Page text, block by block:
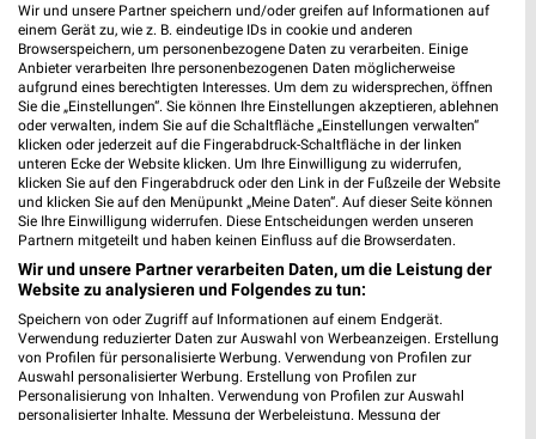
Silostraße 3
17389 Anklam
Heute 09:00 - 19:00 Uhr |
Geschlossen
150,09 km
Tedi Jarmen
Müssentiner Weg 1
17126 Jarmen
Heute 09:00 - 19:00 Uhr | Geschlossen
156,02 km
Tedi Usedom
Bäderstraße 3
Wir und unsere Partner speichern und/oder greifen auf Informationen auf
einem Gerät zu, wie z. B. eindeutige IDs in cookie und anderen
Browserspeichern, um personenbezogene Daten zu verarbeiten. Einige
Anbieter verarbeiten Ihre personenbezogenen Daten möglicherweise
aufgrund eines berechtigten Interesses. Um dem zu widersprechen, öffnen
Sie die „Einstellungen“. Sie können Ihre Einstellungen akzeptieren, ablehnen
oder verwalten, indem Sie auf die Schaltfläche „Einstellungen verwalten“
klicken oder jederzeit auf die Fingerabdruck-Schaltfläche in der linken
unteren Ecke der Website klicken. Um Ihre Einwilligung zu widerrufen,
klicken Sie auf den Fingerabdruck oder den Link in der Fußzeile der Website
und klicken Sie auf den Menüpunkt „Meine Daten“. Auf dieser Seite können
Sie Ihre Einwilligung widerrufen. Diese Entscheidungen werden unseren
Partnern mitgeteilt und haben keinen Einfluss auf die Browserdaten.
Wir und unsere Partner verarbeiten Daten, um die Leistung der
Website zu analysieren und Folgendes zu tun:
Speichern von oder Zugriff auf Informationen auf einem Endgerät.
Verwendung reduzierter Daten zur Auswahl von Werbeanzeigen. Erstellung
von Profilen für personalisierte Werbung. Verwendung von Profilen zur
Auswahl personalisierter Werbung. Erstellung von Profilen zur
Personalisierung von Inhalten. Verwendung von Profilen zur Auswahl
personalisierter Inhalte. Messung der Werbeleistung. Messung der